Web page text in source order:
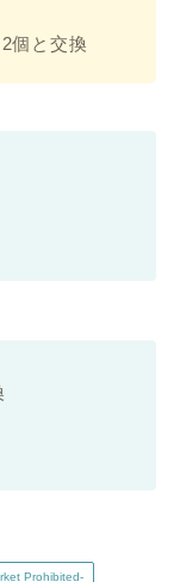
個と交換
Prohibited-